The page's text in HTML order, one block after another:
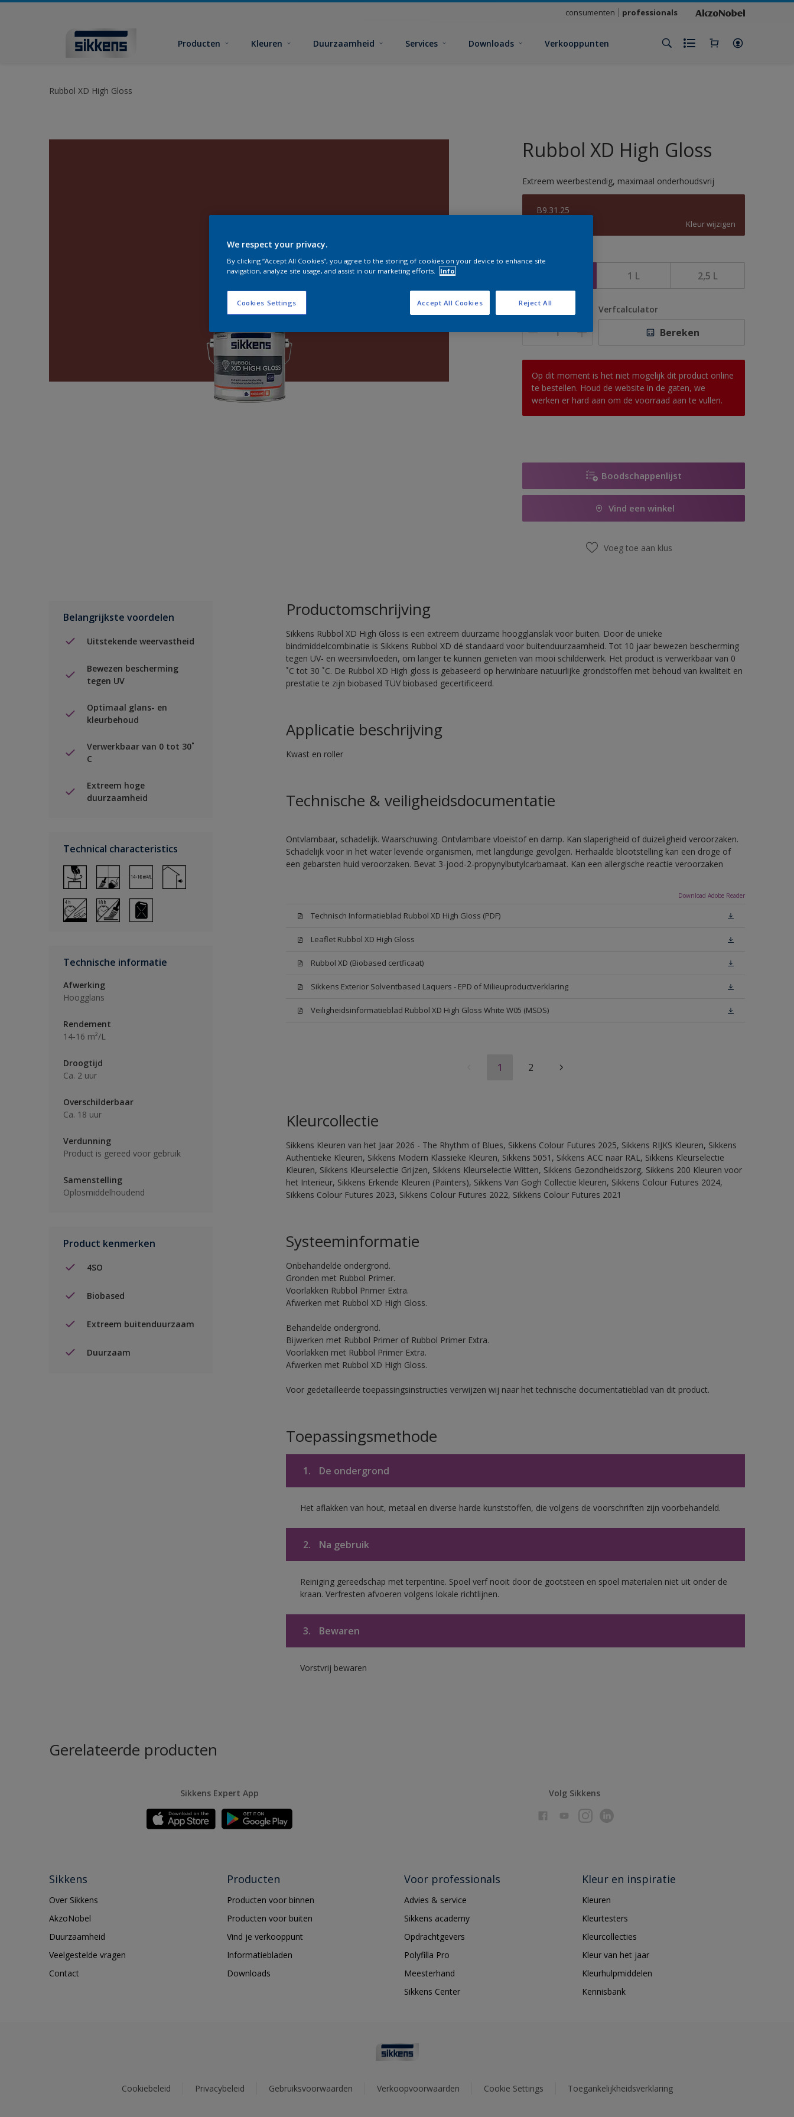
consumenten professionals
Producten Kleuren Duurzaamheid Services Downloads Verkooppunten
Rubbol XD High Gloss
Rubbol XD High Gloss
Extreem weerbestendig, maximaal onderhoudsvrij
B9.31.25
Kleur wijzigen
Grootte
1 L 2,5 L
Aantal Verfcalculator
Bereken
Op dit moment is het niet mogelijk dit product online
te bestellen. Houd de website in de gaten, we
werken er hard aan om de voorraad aan te vullen.
Boodschappenlijst
Vind een winkel
Voeg toe aan klus
Belangrijkste voordelen
Uitstekende weervastheid
Bewezen bescherming
tegen UV
Optimaal glans- en
kleurbehoud
Verwerkbaar van 0 tot 30˚
C
Extreem hoge
duurzaamheid
Technical characteristics
Technische informatie
Afwerking
Hoogglans
Rendement
14-16 m²/L
Droogtijd
Ca. 2 uur
Overschilderbaar
Ca. 18 uur
Verdunning
Product is gereed voor gebruik
Samenstelling
Oplosmiddelhoudend
Product kenmerken
4SO
Biobased
Extreem buitenduurzaam
Duurzaam
Productomschrijving
Sikkens Rubbol XD High Gloss is een extreem duurzame hoogglanslak voor buiten. Door de unieke
bindmiddelcombinatie is Sikkens Rubbol XD dé standaard voor buitenduurzaamheid. Tot 10 jaar bewezen bescherming
tegen UV- en weersinvloeden, om langer te kunnen genieten van mooi schilderwerk. Het product is verwerkbaar van 0
˚C tot 30 ˚C. De Rubbol XD High gloss is gebaseerd op herwinbare natuurlijke grondstoffen met behoud van kwaliteit en
prestatie te zijn biobased TÜV biobased gecertificeerd.
Applicatie beschrijving
Kwast en roller
Technische & veiligheidsdocumentatie
Ontvlambaar, schadelijk. Waarschuwing. Ontvlambare vloeistof en damp. Kan slaperigheid of duizeligheid veroorzaken.
Schadelijk voor in het water levende organismen, met langdurige gevolgen. Herhaalde blootstelling kan een droge of
een gebarsten huid veroorzaken. Bevat 3-jood-2-propynylbutylcarbamaat. Kan een allergische reactie veroorzaken
Download Adobe Reader
Technisch Informatieblad Rubbol XD High Gloss (PDF)
Leaflet Rubbol XD High Gloss
Rubbol XD (Biobased certficaat)
Sikkens Exterior Solventbased Laquers - EPD of Milieuproductverklaring
Veiligheidsinformatieblad Rubbol XD High Gloss White W05 (MSDS)
1 2
Kleurcollectie
Sikkens Kleuren van het Jaar 2026 - The Rhythm of Blues, Sikkens Colour Futures 2025, Sikkens RIJKS Kleuren, Sikkens
Authentieke Kleuren, Sikkens Modern Klassieke Kleuren, Sikkens 5051, Sikkens ACC naar RAL, Sikkens Kleurselectie
Kleuren, Sikkens Kleurselectie Grijzen, Sikkens Kleurselectie Witten, Sikkens Gezondheidszorg, Sikkens 200 Kleuren voor
het Interieur, Sikkens Erkende Kleuren (Painters), Sikkens Van Gogh Collectie kleuren, Sikkens Colour Futures 2024,
Sikkens Colour Futures 2023, Sikkens Colour Futures 2022, Sikkens Colour Futures 2021
Systeeminformatie
Onbehandelde ondergrond.
Gronden met Rubbol Primer.
Voorlakken Rubbol Primer Extra.
Afwerken met Rubbol XD High Gloss.
Behandelde ondergrond.
Bijwerken met Rubbol Primer of Rubbol Primer Extra.
Voorlakken met Rubbol Primer Extra.
Afwerken met Rubbol XD High Gloss.
Voor gedetailleerde toepassingsinstructies verwijzen wij naar het technische documentatieblad van dit product.
Toepassingsmethode
1. De ondergrond
Het aflakken van hout, metaal en diverse harde kunststoffen, die volgens de voorschriften zijn voorbehandeld.
2. Na gebruik
Reiniging gereedschap met terpentine. Spoel verf nooit door de gootsteen en spoel materialen niet uit onder de
kraan. Verfresten afvoeren volgens lokale richtlijnen.
3. Bewaren
Vorstvrij bewaren
Gerelateerde producten
Sikkens Expert App Volg Sikkens
Sikkens
Over Sikkens
AkzoNobel
Duurzaamheid
Veelgestelde vragen
Contact
Producten
Producten voor binnen
Producten voor buiten
Vind je verkooppunt
Informatiebladen
Downloads
Voor professionals
Advies & service
Sikkens academy
Opdrachtgevers
Polyfilla Pro
Meesterhand
Sikkens Center
Kleur en inspiratie
Kleuren
Kleurtesters
Kleurcollecties
Kleur van het jaar
Kleurhulpmiddelen
Kennisbank
Cookiebeleid Privacybeleid Gebruiksvoorwaarden Verkoopvoorwaarden Cookie Settings Toegankelijkheidsverklaring
We respect your privacy.
By clicking “Accept All Cookies”, you agree to the storing of cookies on your device to enhance site
navigation, analyze site usage, and assist in our marketing efforts.
Info
Cookies Settings Reject All
Accept All Cookies